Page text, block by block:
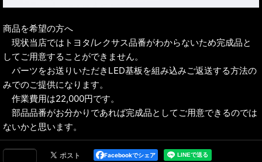
商品を希望の方へ
現状当店ではトヨタ/レクサス品番がわからないため完成品と
してご用意することができません。
パーツをお送りいただきLED基板を組み込みご返送する方法の
みでのご提供になります。
作業費用は22,000円です。
部品品番がお分かりであれば完成品としてご用意できるのでは
ないかと思います。
Facebookでシェア